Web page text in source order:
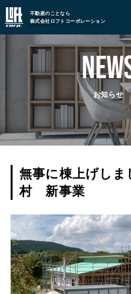
不動産のことなら
株式会社ロフトコーポレーション
GARAGE APART ガレー
G BASE
ABOUT 私たちについて
- スタッフ紹介
FOOD 飲食部門
- ル・カフェニシハラ
- 四季即贅喰
お知らせ
無事に棟上げし
村 新事業